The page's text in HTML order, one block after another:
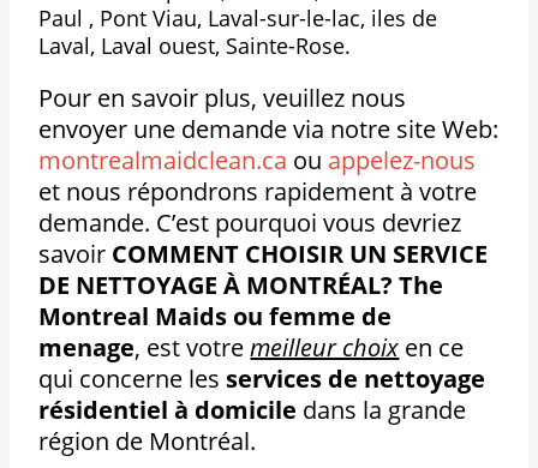
Paul , Pont Viau, Laval-sur-le-lac, iles de
Laval, Laval ouest, Sainte-Rose.
Pour en savoir plus, veuillez nous
envoyer une demande via notre site Web:
montrealmaidclean.ca ou appelez-nous
et nous répondrons rapidement à votre
demande. C’est pourquoi vous devriez
savoir COMMENT CHOISIR UN SERVICE
DE NETTOYAGE À MONTRÉAL? The
Montreal Maids ou femme de
menage, est votremeilleur choix en ce
qui concerne les services de nettoyage
résidentiel à domicile dans la grande
région de Montréal.